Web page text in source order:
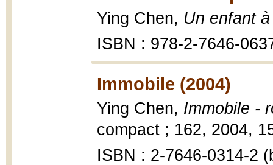
Ying Chen, Un enfant
ISBN : 978-2-7646-
Immobile (2004)
Ying Chen, Immobile -
compact ; 162, 2004,
ISBN : 2-7646-0314-2